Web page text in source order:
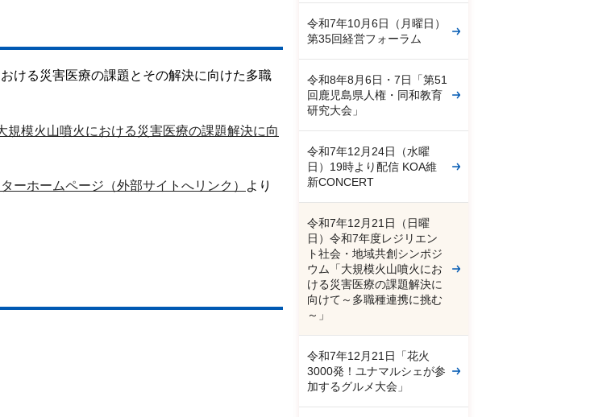
ける災害医療の課題とその解決に向けた多職
模火山噴火における災害医療の課題解決に向
ーホームページ（外部サイトへリンク）
より
令和7年10月6日（月曜日）
第35回経営フォーラム
令和8年8月6日・7日「第51
回鹿児島県人権・同和教育
研究大会」
令和7年12月24日（水曜
日）19時より配信 KOA維
新CONCERT
令和7年12月21日（日曜
日）令和7年度レジリエン
ト社会・地域共創シンポジ
ウム「大規模火山噴火にお
ける災害医療の課題解決に
向けて～多職種連携に挑む
～」
令和7年12月21日「花火
3000発！ユナマルシェが参
加するグルメ大会」